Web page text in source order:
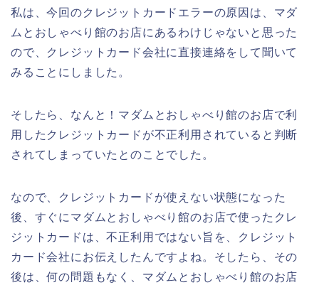
私は、今回のクレジットカードエラーの原因は、マダ
ムとおしゃべり館のお店にあるわけじゃないと思った
ので、クレジットカード会社に直接連絡をして聞いて
みることにしました。
そしたら、なんと！マダムとおしゃべり館のお店で利
用したクレジットカードが不正利用されていると判断
されてしまっていたとのことでした。
なので、クレジットカードが使えない状態になった
後、すぐにマダムとおしゃべり館のお店で使ったクレ
ジットカードは、不正利用ではない旨を、クレジット
カード会社にお伝えしたんですよね。そしたら、その
後は、何の問題もなく、マダムとおしゃべり館のお店